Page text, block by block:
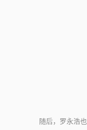
随后，罗永浩也